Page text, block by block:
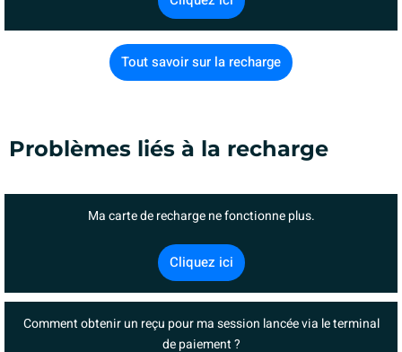
Tout savoir sur la recharge
Problèmes liés à la recharge
Ma carte de recharge ne fonctionne plus.
Cliquez ici
Comment obtenir un reçu pour ma session lancée via le terminal
de paiement ?